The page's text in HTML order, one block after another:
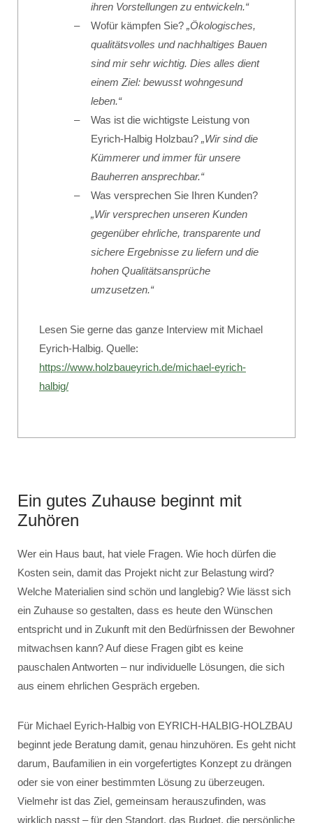
ihren Vorstellungen zu entwickeln.“
Wofür kämpfen Sie? „Ökologisches,
qualitätsvolles und nachhaltiges Bauen
sind mir sehr wichtig. Dies alles dient
einem Ziel: bewusst wohngesund
leben.“
Was ist die wichtigste Leistung von
Eyrich-Halbig Holzbau? „Wir sind die
Kümmerer und immer für unsere
Bauherren ansprechbar.“
Was versprechen Sie Ihren Kunden?
„Wir versprechen unseren Kunden
gegenüber ehrliche, transparente und
sichere Ergebnisse zu liefern und die
hohen Qualitätsansprüche
umzusetzen.“
Lesen Sie gerne das ganze Interview mit Michael
Eyrich-Halbig. Quelle:
https://www.holzbaueyrich.de/michael-eyrich-
halbig/
Ein gutes Zuhause beginnt mit
Zuhören
Wer ein Haus baut, hat viele Fragen. Wie hoch dürfen die
Kosten sein, damit das Projekt nicht zur Belastung wird?
Welche Materialien sind schön und langlebig? Wie lässt sich
ein Zuhause so gestalten, dass es heute den Wünschen
entspricht und in Zukunft mit den Bedürfnissen der Bewohner
mitwachsen kann? Auf diese Fragen gibt es keine
pauschalen Antworten – nur individuelle Lösungen, die sich
aus einem ehrlichen Gespräch ergeben.
Für Michael Eyrich-Halbig von EYRICH-HALBIG-HOLZBAU
beginnt jede Beratung damit, genau hinzuhören. Es geht nicht
darum, Baufamilien in ein vorgefertigtes Konzept zu drängen
oder sie von einer bestimmten Lösung zu überzeugen.
Vielmehr ist das Ziel, gemeinsam herauszufinden, was
wirklich passt – für den Standort, das Budget, die persönliche